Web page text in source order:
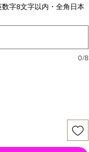
字8文字以内・全角日本
0/8